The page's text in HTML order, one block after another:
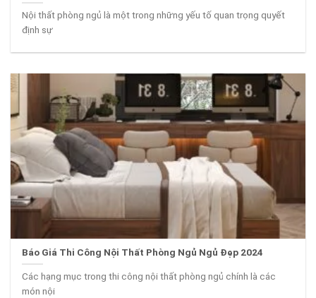
Nội thất phòng ngủ là một trong những yếu tố quan trọng quyết
định sự
Báo Giá Thi Công Nội Thất Phòng Ngủ Ngủ Đẹp 2024
Các hạng mục trong thi công nội thất phòng ngủ chính là các
món nội